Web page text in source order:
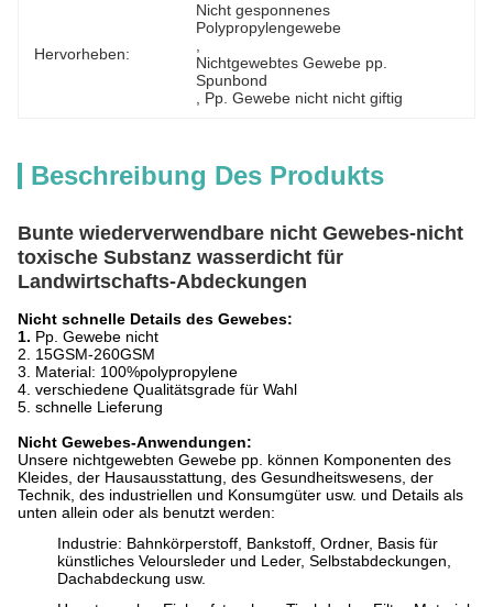
Hervorheben:
Nicht gesponnenes
Polypropylengewebe
Nichtgewebtes Gewebe pp.
Spunbond
Pp. Gewebe nicht nicht giftig
Beschreibung Des Produkts
Bunte wiederverwendbare nicht Gewebes-nicht
toxische Substanz wasserdicht für
Landwirtschafts-Abdeckungen
Nicht schnelle Details des Gewebes:
1. Pp. Gewebe nicht
2. 15GSM-260GSM
3. Material: 100%polypropylene
4. verschiedene Qualitätsgrade für Wahl
5. schnelle Lieferung
Nicht Gewebes-Anwendungen:
Unsere nichtgewebten Gewebe pp. können Komponenten des
Kleides, der Hausausstattung, des Gesundheitswesens, der
Technik, des industriellen und Konsumgüter usw. und Details als
unten allein oder als benutzt werden:
Industrie: Bahnkörperstoff, Bankstoff, Ordner, Basis für
künstliches Veloursleder und Leder, Selbstabdeckungen,
Dachabdeckung usw.